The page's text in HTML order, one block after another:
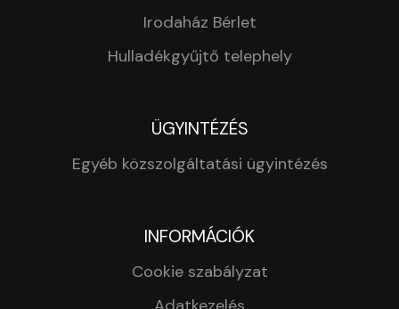
Irodaház Bérlet
Hulladékgyűjtő telephely
ÜGYINTÉZÉS
Egyéb közszolgáltatási ügyintézés
INFORMÁCIÓK
Cookie szabályzat